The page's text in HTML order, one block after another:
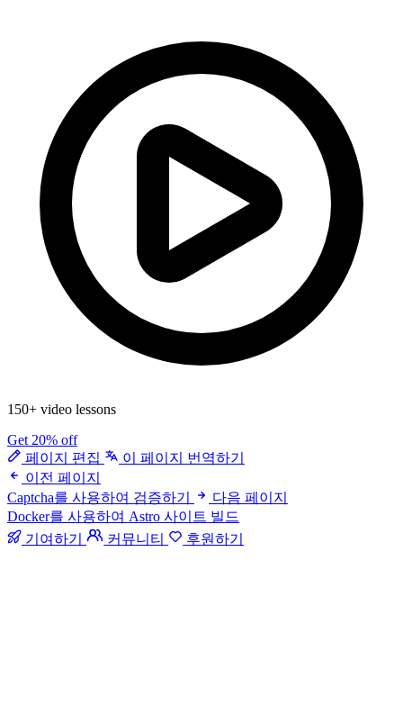
150+ video lessons
Get 20% off
페이지 편집
이 페이지 번역하기
이전 페이지
Captcha를 사용하여 검증하기
다음 페이지
Docker를 사용하여 Astro 사이트 빌드
기여하기
커뮤니티 후원하기